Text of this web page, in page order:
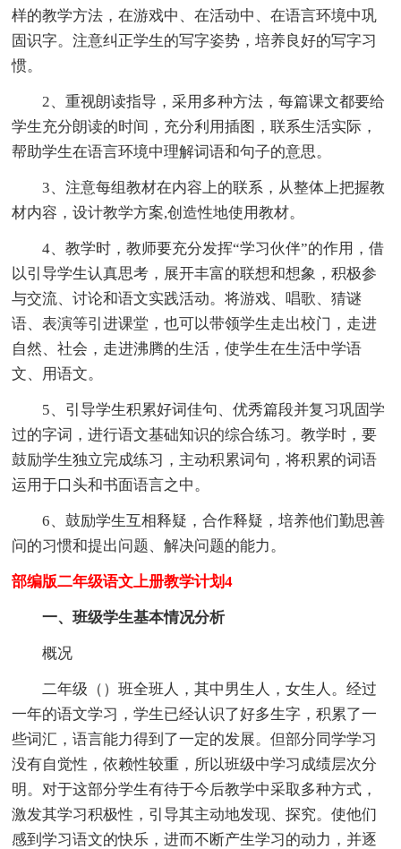
样的教学方法，在游戏中、在活动中、在语言环境中巩
固识字。注意纠正学生的写字姿势，培养良好的写字习
惯。
2、重视朗读指导，采用多种方法，每篇课文都要给
学生充分朗读的时间，充分利用插图，联系生活实际，
帮助学生在语言环境中理解词语和句子的意思。
3、注意每组教材在内容上的联系，从整体上把握教
材内容，设计教学方案,创造性地使用教材。
4、教学时，教师要充分发挥“学习伙伴”的作用，借
以引导学生认真思考，展开丰富的联想和想象，积极参
与交流、讨论和语文实践活动。将游戏、唱歌、猜谜
语、表演等引进课堂，也可以带领学生走出校门，走进
自然、社会，走进沸腾的生活，使学生在生活中学语
文、用语文。
5、引导学生积累好词佳句、优秀篇段并复习巩固学
过的字词，进行语文基础知识的综合练习。教学时，要
鼓励学生独立完成练习，主动积累词句，将积累的词语
运用于口头和书面语言之中。
6、鼓励学生互相释疑，合作释疑，培养他们勤思善
问的习惯和提出问题、解决问题的能力。
部编版二年级语文上册教学计划4
一、班级学生基本情况分析
概况
二年级（）班全班人，其中男生人，女生人。经过
一年的语文学习，学生已经认识了好多生字，积累了一
些词汇，语言能力得到了一定的发展。但部分同学学习
没有自觉性，依赖性较重，所以班级中学习成绩层次分
明。对于这部分学生有待于今后教学中采取多种方式，
激发其学习积极性，引导其主动地发现、探究。使他们
感到学习语文的快乐，进而不断产生学习的动力，并逐